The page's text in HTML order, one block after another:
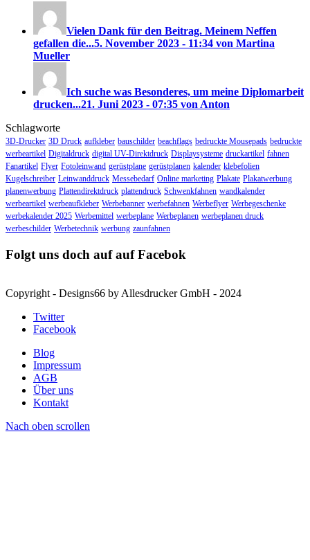
Vielen Dank für den Beitrag. Meinem Neffen
gefallen die...5. November 2023 - 11:34 von Martina
Mueller
Ich suche was Besonderes, um meine Diplomarbeit
drucken...21. Juni 2023 - 07:35 von Anton
Schlagworte
3D-Drucker 3D Druck aufkleber bauschilder beachflags bedruckte Mousepads bedruckte
werbeartikel Digitaldruck digital UV-Direktdruck Displaysysteme druckartikel fahnen
Fanartikel Flyer Fotoleinwand gerüstplane gerüstplanen kalender klebefolien
Kugelschreiber Leinwanddruck Messebedarf Online marketing Plakate Plakatwerbung
planenwerbung Plattendirektdruck plattendruck Schwenkfahnen wandkalender
werbeartikel werbeaufkleber Werbebanner werbefahnen Werbeflyer Werbegeschenke
werbekalender 2025 Werbemittel werbeplane Werbeplanen werbeplanen druck
werbeschilder Werbetechnik werbung zaunfahnen
Folgt uns doch auf auf Facebok
Copyright - Designs66 by Allesdrucker GmbH - 2024
Twitter
Facebook
Blog
Impressum
AGB
Über uns
Kontakt
Nach oben scrollen